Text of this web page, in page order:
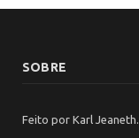
SOBRE
Feito por Karl Jeaneth.